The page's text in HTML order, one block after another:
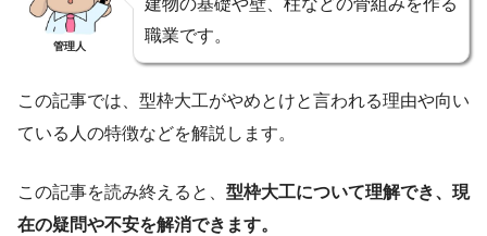
管理人
建物の基礎や壁、柱などの骨組みを作る
職業です。
この記事では、型枠大工がやめとけと言われる理由や向い
ている人の特徴などを解説します。
この記事を読み終えると、 型枠大工について理解でき、現
在の疑問や不安を解消できます。